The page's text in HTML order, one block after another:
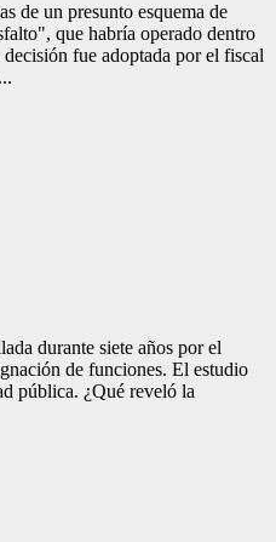
de un presunto esquema de
que habría operado dentro
fue adoptada por el fiscal
durante siete años por el
de funciones. El estudio
pública. ¿Qué reveló la